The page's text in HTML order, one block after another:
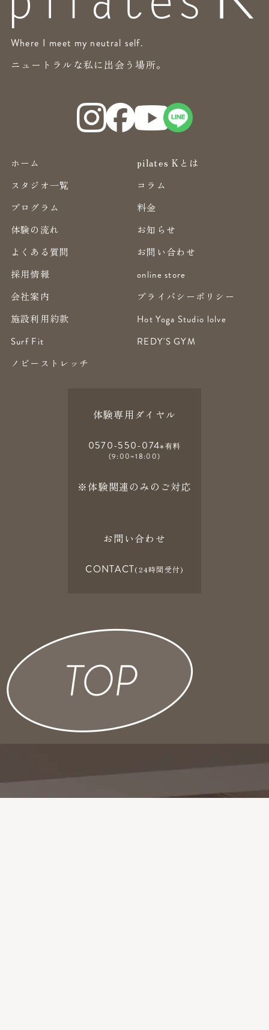
Where I meet my neutral self.
ニュートラルな私に出会う場所。
ホーム
pilates Kとは
スタジオ一覧
コラム
プログラム
料金
体験の流れ
お知らせ
よくある質問
お問い合わせ
採用情報
online store
会社案内
プライバシーポリシー
施設利用約款
Hot Yoga Studio lolve
Surf Fit
REDY'S GYM
ノビーストレッチ
体験専用ダイヤル
0570-550-074※有料
(9:00~18:00)
※体験関連のみのご対応
お問い合わせ
CONTACT(24時間受付)